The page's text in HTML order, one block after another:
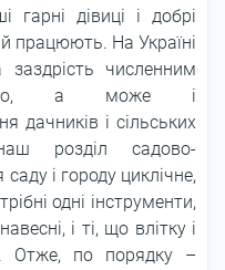
дівиці і добрі
працюють. На Україні
численним
а може і
дачників і сільських
розділ садово-
і городу циклічне,
одні інструменти,
і ті, що влітку і
Отже, по порядку –